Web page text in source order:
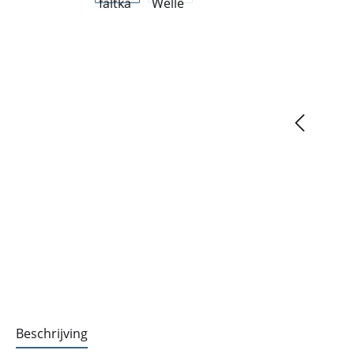
Beschrijving